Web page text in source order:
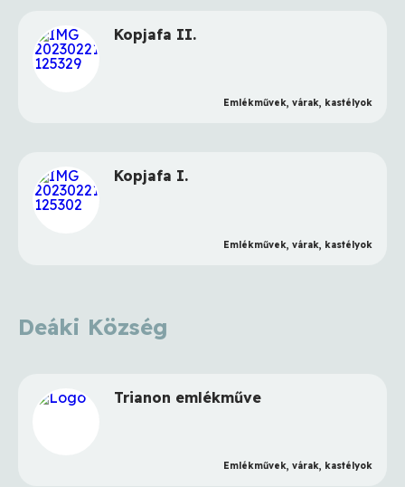
Kopjafa II.
Emlékművek, várak, kastélyok
Kopjafa I.
Emlékművek, várak, kastélyok
Deáki Község
Trianon emlékműve
Emlékművek, várak, kastélyok